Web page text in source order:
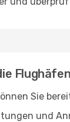
Sie
und